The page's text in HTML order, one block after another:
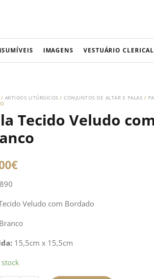
IMAGENS VESTUÁRIO CLERICAL
/ ARTIGOS LITÚRGICOS / CONJUNTOS DE ALTAR E PALAS /
Tecido Veludo
€
Veludo com Bordado
Branco
15,5cm x 15,5cm